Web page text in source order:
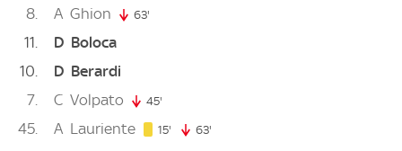
8
A Ghion 63'
11 D Boloca
10
D Berardi
7
C Volpato 45'
45 A Lauriente 15' 15. minute
63'